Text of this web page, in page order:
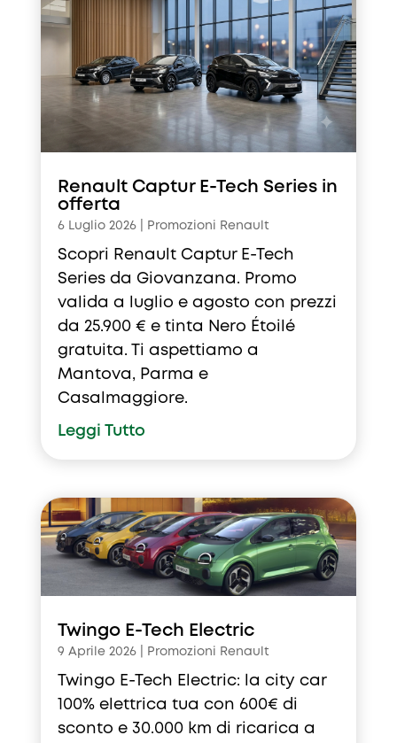
Renault Captur E-Tech Series in
offerta
6 Luglio 2026| Promozioni Renault
Scopri Renault Captur E-Tech
Series da Giovanzana. Promo
valida a luglio e agosto con prezzi
da 25.900 € e tinta Nero Étoilé
gratuita. Ti aspettiamo a
Mantova, Parma e
Casalmaggiore.
Leggi Tutto
Twingo E-Tech Electric
9 Aprile 2026| Promozioni Renault
Twingo E-Tech Electric: la city car
100% elettrica tua con 600€ di
sconto e 30.000 km di ricarica a